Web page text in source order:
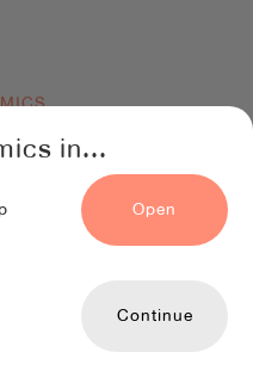
in...
Open
Continue
Holding Room ห้องนิรภัย นายบอดี้การ์ด